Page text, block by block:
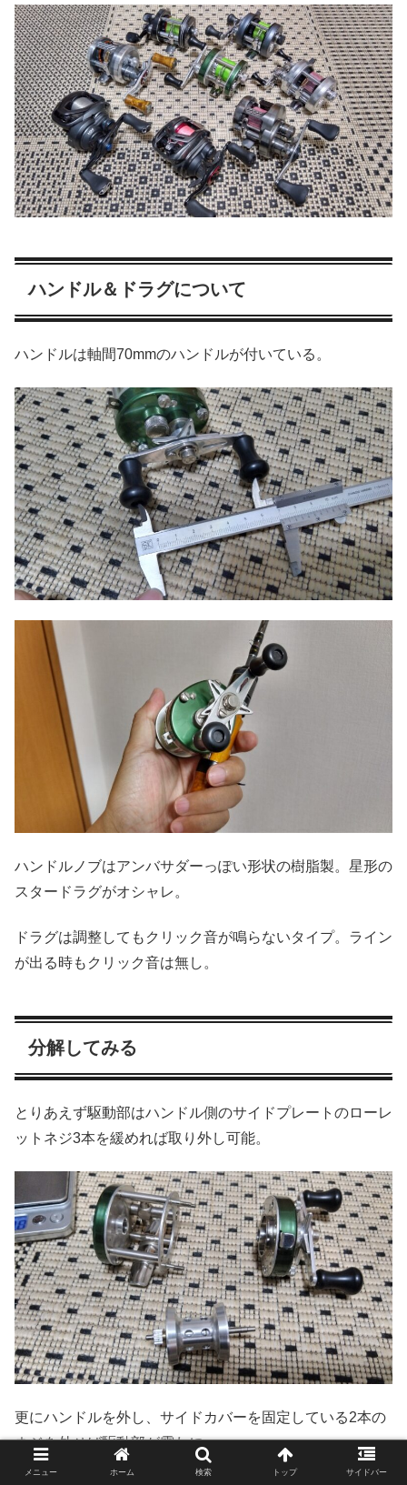
ハンドル＆ドラグについて
ハンドルは軸間70mmのハンドルが付いている。
ハンドルノブはアンバサダーっぽい形状の樹脂製。星形の
スタードラグがオシャレ。
ドラグは調整してもクリック音が鳴らないタイプ。ライン
が出る時もクリック音は無し。
分解してみる
とりあえず駆動部はハンドル側のサイドプレートのローレ
ットネジ3本を緩めれば取り外し可能。
更にハンドルを外し、サイドカバーを固定している2本の
ネジを外せば駆動部が露わに。
メニュー ホーム 検索 トップ サイドバー